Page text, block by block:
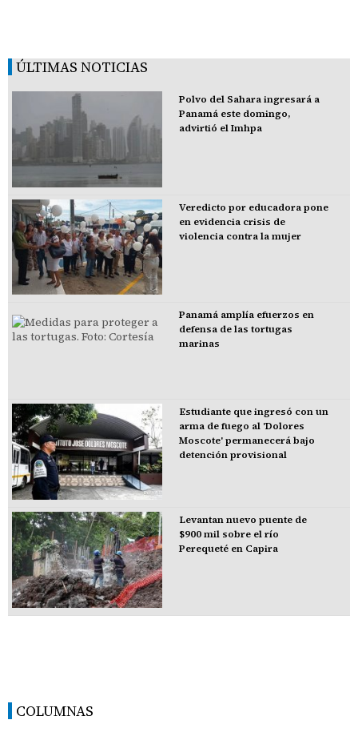
ÚLTIMAS NOTICIAS
Polvo del Sahara ingresará a
Panamá este domingo,
advirtió el Imhpa
Veredicto por educadora pone
en evidencia crisis de
violencia contra la mujer
Panamá amplía efuerzos en
defensa de las tortugas
marinas
Estudiante que ingresó con un
arma de fuego al 'Dolores
Moscote' permanecerá bajo
detención provisional
Levantan nuevo puente de
$900 mil sobre el río
Perequeté en Capira
COLUMNAS